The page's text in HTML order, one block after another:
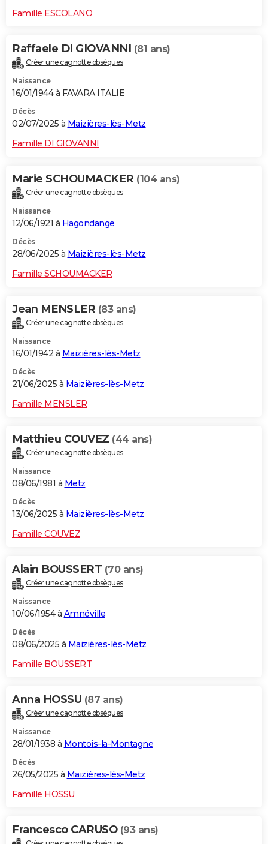
Famille ESCOLANO
Raffaele DI GIOVANNI (81 ans)
Créer une cagnotte obsèques
Naissance
16/01/1944 à FAVARA ITALIE
Décès
02/07/2025 à Maizières-lès-Metz
Famille DI GIOVANNI
Marie SCHOUMACKER (104 ans)
Créer une cagnotte obsèques
Naissance
12/06/1921 à Hagondange
Décès
28/06/2025 à Maizières-lès-Metz
Famille SCHOUMACKER
Jean MENSLER (83 ans)
Créer une cagnotte obsèques
Naissance
16/01/1942 à Maizières-lès-Metz
Décès
21/06/2025 à Maizières-lès-Metz
Famille MENSLER
Matthieu COUVEZ (44 ans)
Créer une cagnotte obsèques
Naissance
08/06/1981 à Metz
Décès
13/06/2025 à Maizières-lès-Metz
Famille COUVEZ
Alain BOUSSERT (70 ans)
Créer une cagnotte obsèques
Naissance
10/06/1954 à Amnéville
Décès
08/06/2025 à Maizières-lès-Metz
Famille BOUSSERT
Anna HOSSU (87 ans)
Créer une cagnotte obsèques
Naissance
28/01/1938 à Montois-la-Montagne
Décès
26/05/2025 à Maizières-lès-Metz
Famille HOSSU
Francesco CARUSO (93 ans)